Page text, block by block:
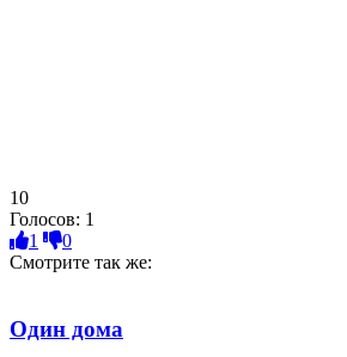
10
Голосов: 1
1
0
Смотрите так же:
Один дома